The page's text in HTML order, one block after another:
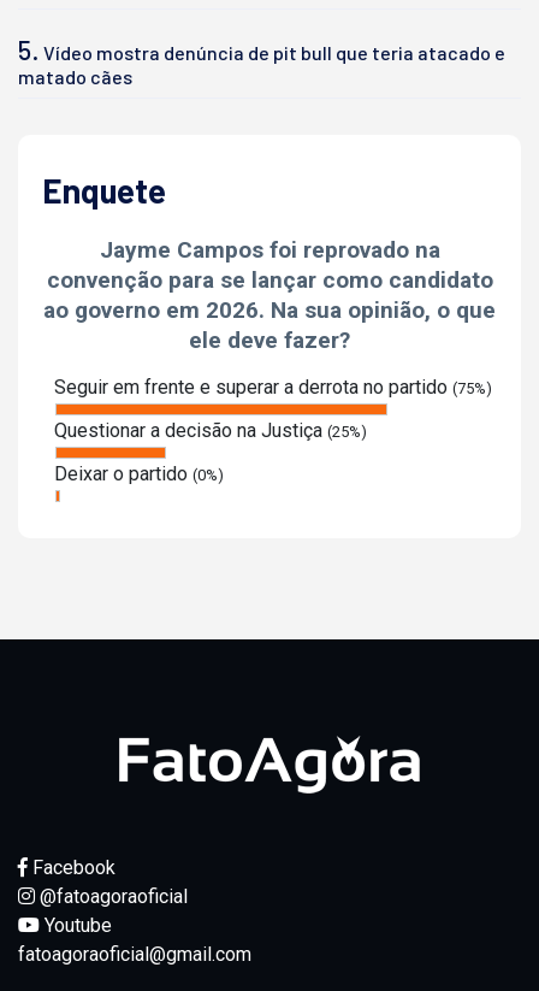
5. Vídeo mostra denúncia de pit bull que teria atacado e
matado cães
Enquete
Jayme Campos foi reprovado na
convenção para se lançar como candidato
ao governo em 2026. Na sua opinião, o que
ele deve fazer?
Seguir em frente e superar a derrota no partido (75%)
Questionar a decisão na Justiça (25%)
Deixar o partido (0%)
Facebook
@fatoagoraoficial
Youtube
fatoagoraoficial@gmail.com